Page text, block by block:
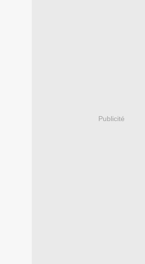
Publicité